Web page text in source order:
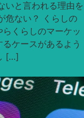
いと言われる理由を
危ない？ くらしの
くらしのマーケッ
ケースがあるよう
[…]